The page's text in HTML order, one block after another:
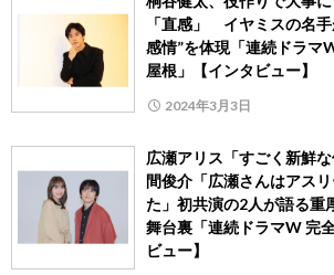
「直感」 イヤミスの名
感情”を体現「連続ドラ
屋根」【インタビュー】
2024年3月3日
広瀬アリス「すごく新鮮
間俊介「広瀬さんはアス
た」初共演の2人が語る重
舞台裏「連続ドラマW 完
ビュー】